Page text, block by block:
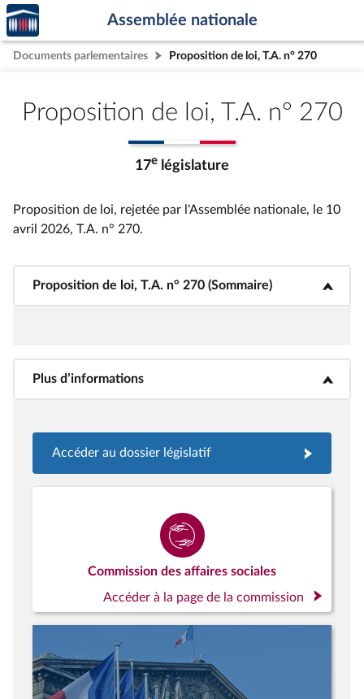
Aller au contenu
Aller en bas de la page
Accèder
à la
page
d'accueil
Assemblée nationale
Documents parlementaires Proposition de loi, T.A. n° 270
Proposition de loi, T.A. n° 270
17e législature
Proposition de loi, rejetée par l'Assemblée nationale, le 10
avril 2026, T.A. n° 270.
Proposition de loi, T.A. n° 270 (Sommaire)
<b>Proposition de loi, T.A. n° 270 (Sommaire)</b>
Plus d’informations<b>Plus d’informations</b>
Accéder au dossier législatif
Commission des affaires sociales
Accéder à la page de la commission